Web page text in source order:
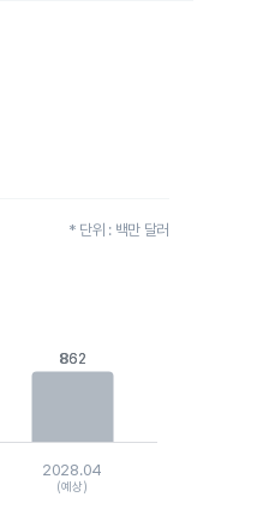
* 단위 : 백만 달러
862
862
2028.04
(예상)